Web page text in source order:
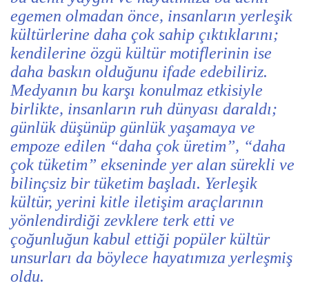
egemen olmadan önce, insanların yerleşik
kültürlerine daha çok sahip çıktıklarını;
kendilerine özgü kültür motiflerinin ise
daha baskın olduğunu ifade edebiliriz.
Medyanın bu karşı konulmaz etkisiyle
birlikte, insanların ruh dünyası daraldı;
günlük düşünüp günlük yaşamaya ve
empoze edilen “daha çok üretim”, “daha
çok tüketim” ekseninde yer alan sürekli ve
bilinçsiz bir tüketim başladı. Yerleşik
kültür, yerini kitle iletişim araçlarının
yönlendirdiği zevklere terk etti ve
çoğunluğun kabul ettiği popüler kültür
unsurları da böylece hayatımıza yerleşmiş
oldu.